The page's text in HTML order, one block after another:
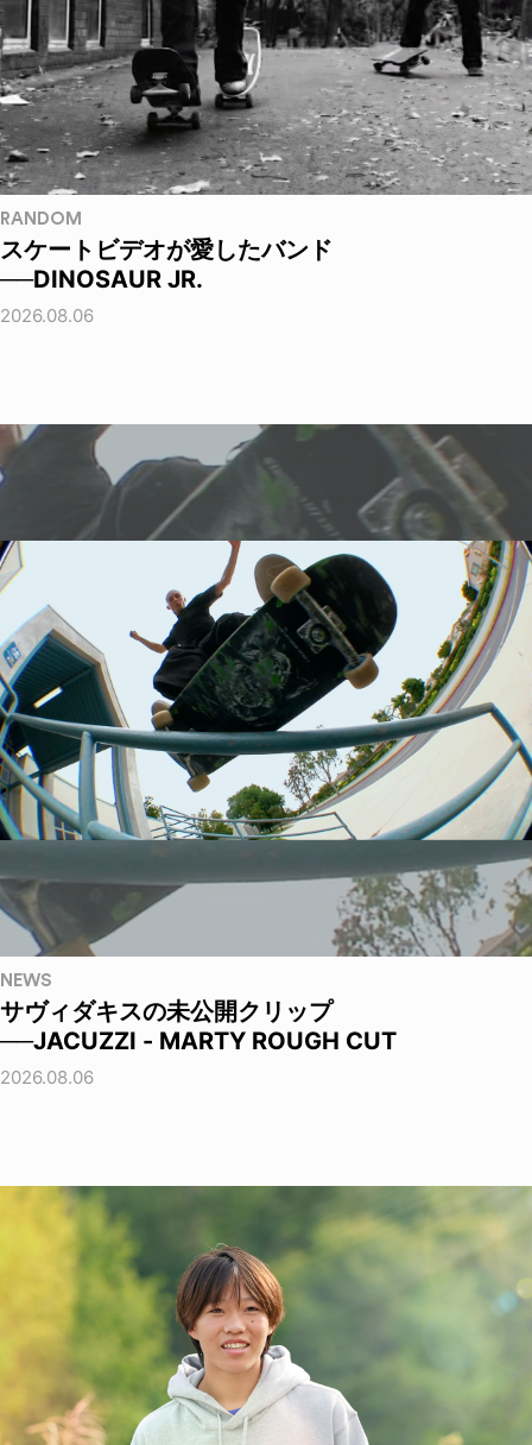
RANDOM
スケートビデオが愛したバンド
──DINOSAUR JR.
2026.08.06
NEWS
サヴィダキスの未公開クリップ
──JACUZZI - MARTY ROUGH CUT
2026.08.06